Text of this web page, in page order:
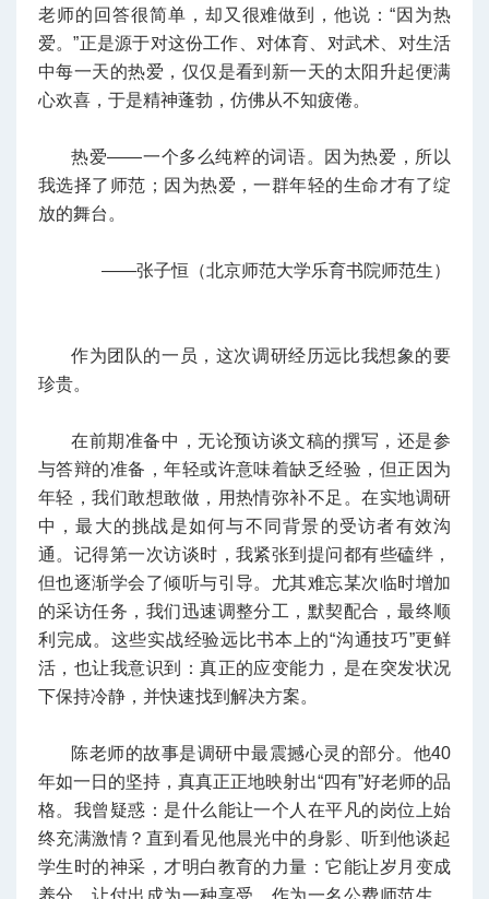
老师的回答很简单，却又很难做到，他说：“因为热
爱。”正是源于对这份工作、对体育、对武术、对生活
中每一天的热爱，仅仅是看到新一天的太阳升起便满
心欢喜，于是精神蓬勃，仿佛从不知疲倦。
热爱——一个多么纯粹的词语。因为热爱，所以
我选择了师范；因为热爱，一群年轻的生命才有了绽
放的舞台。
——张子恒（北京师范大学乐育书院师范生）
作为团队的一员，这次调研经历远比我想象的要
珍贵。
在前期准备中，无论预访谈文稿的撰写，还是参
与答辩的准备，年轻或许意味着缺乏经验，但正因为
年轻，我们敢想敢做，用热情弥补不足。在实地调研
中，最大的挑战是如何与不同背景的受访者有效沟
通。记得第一次访谈时，我紧张到提问都有些磕绊，
但也逐渐学会了倾听与引导。尤其难忘某次临时增加
的采访任务，我们迅速调整分工，默契配合，最终顺
利完成。这些实战经验远比书本上的“沟通技巧”更鲜
活，也让我意识到：真正的应变能力，是在突发状况
下保持冷静，并快速找到解决方案。
陈老师的故事是调研中最震撼心灵的部分。他40
年如一日的坚持，真真正正地映射出“四有”好老师的品
格。我曾疑惑：是什么能让一个人在平凡的岗位上始
终充满激情？直到看见他晨光中的身影、听到他谈起
学生时的神采，才明白教育的力量：它能让岁月变成
养分，让付出成为一种享受。作为一名公费师范生，